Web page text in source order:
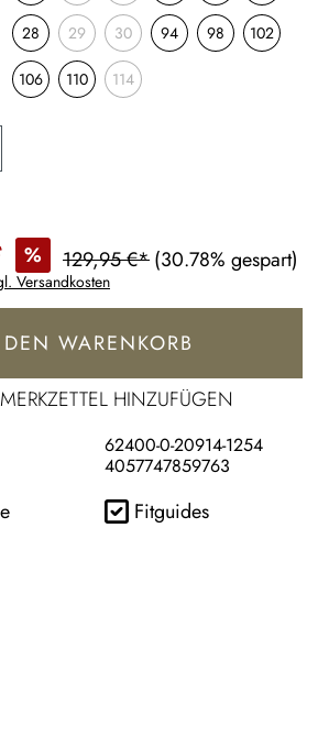
28 29 30 94 98 102
106 110 114
% 129,95 €*(30.78% gespart)
Versandkosten
WARENKORB
HINZUFÜGEN
62400-0-20914-1254
4057747859763
Fitguides